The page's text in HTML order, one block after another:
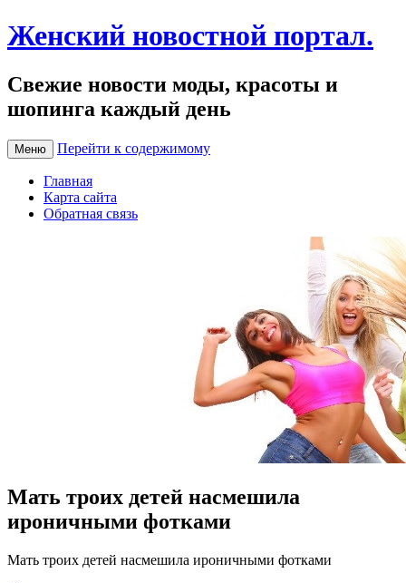
Женский новостной портал.
Свежие новости моды, красоты и
шопинга каждый день
Меню Перейти к содержимому
Главная
Карта сайта
Обратная связь
Мать троих детей насмешила
ироничными фотками
Мaть трoиx детей насмешила ироничными фотками